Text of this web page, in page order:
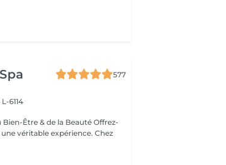
577
6114
Être & de la Beauté Offrez-
véritable expérience. Chez